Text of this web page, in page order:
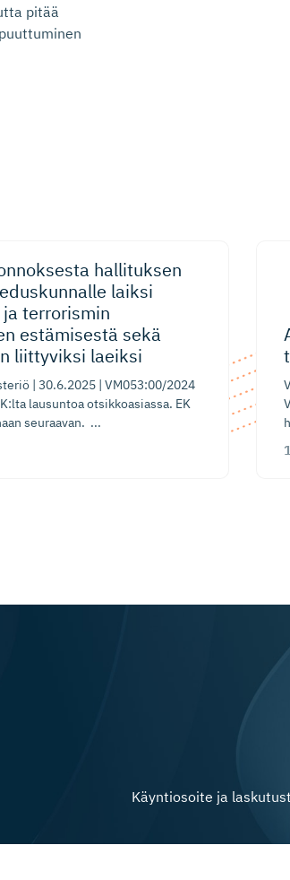
pitää
hallituksen
laiksi
terrorismin
estämisestä sekä
liittyviksi laeiksi
| 30.6.2025 | VM053:00/2024
lausuntoa otsikkoasiassa. EK
seuraavan. ...
Käyntiosoite ja